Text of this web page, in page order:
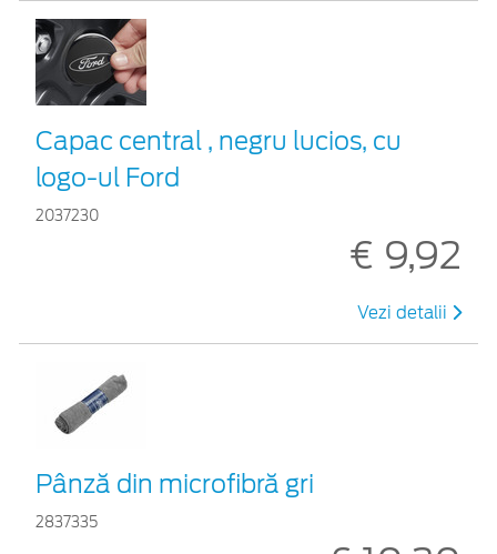
Capac central , negru lucios, cu
logo-ul Ford
2037230
€ 9,92
Vezi detalii
Pânză din microfibră gri
2837335